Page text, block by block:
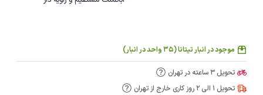
موجود در انبار تیتانا (35 واحد در انبار)
تحویل 3 ساعته در تهران
تحویل 1 الی 2 روز کاری خارج از تهران